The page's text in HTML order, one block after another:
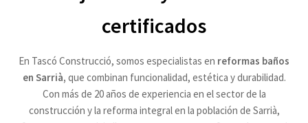
certificados
En Tascó Construcció, somos especialistas en reformas baños
en Sarrià, que combinan funcionalidad, estética y durabilidad.
Con más de 20 años de experiencia en el sector de la
construcción y la reforma integral en la población de Sarrià,